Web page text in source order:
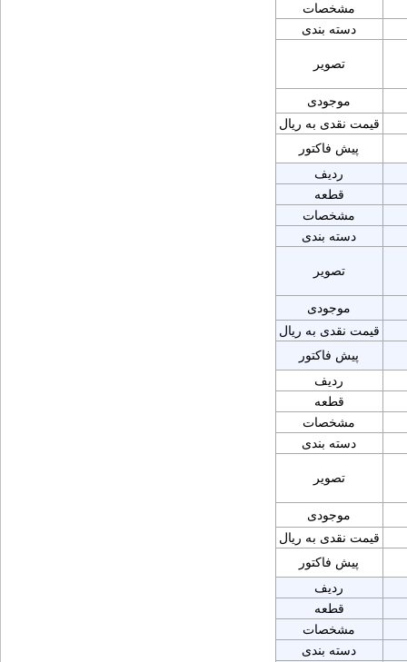
مشخصات
دسته بندی
تصویر
موجودی
قیمت نقدی به ریال
پیش فاکتور
ردیف
قطعه
مشخصات
دسته بندی
تصویر
موجودی
قیمت نقدی به ریال
پیش فاکتور
ردیف
قطعه
مشخصات
دسته بندی
تصویر
موجودی
قیمت نقدی به ریال
پیش فاکتور
ردیف
قطعه
مشخصات
دسته بندی